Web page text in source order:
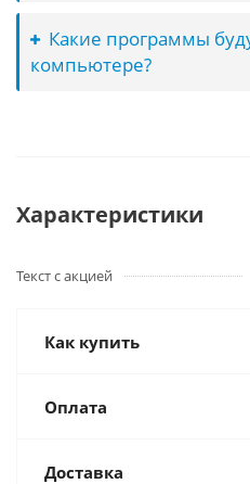
Какие программы
компьютере?
Характеристики
Текст с акцией
Как купить
Оплата
Доставка